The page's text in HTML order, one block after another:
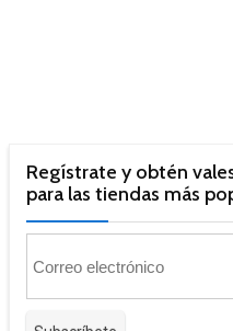
Regístrate y obtén
para las tiendas más